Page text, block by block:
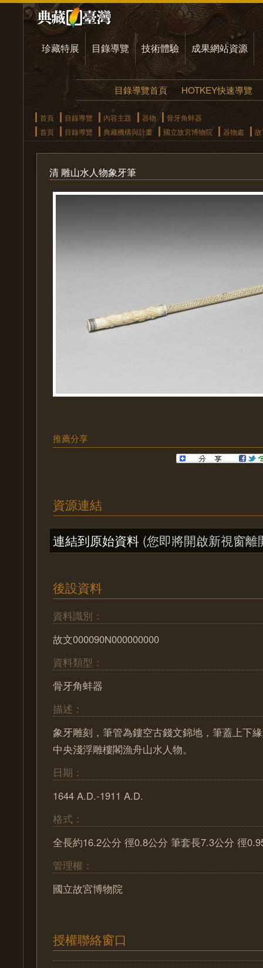
珍藏特展 目錄導覽 技術體驗 成果網站資源
目錄導覽首頁 HOTKEY快速導覽
首頁 目錄導覽 內容主題 器物
骨牙角蚌器
首頁
目錄導覽 典藏機構與計畫 國立故宮博物院 器物處
清 雕山水人物象牙筆
推薦分享
資源連結
連結到原始資料 (您即將開啟新視窗離
後設資料
資料識別：
故文000090N000000000
資料類型：
骨牙角蚌器
描述：
象牙雕刻，筆管為鏤空古錢文錦地，筆蓋上下
中央淺浮雕樓閣漁舟山水人物。
日期：
1644 A.D.-1911 A.D.
格式：
全長約16.2公分 徑0.8公分 筆套長7.3公分 徑
管理權：
國立故宮博物院
授權聯絡窗口